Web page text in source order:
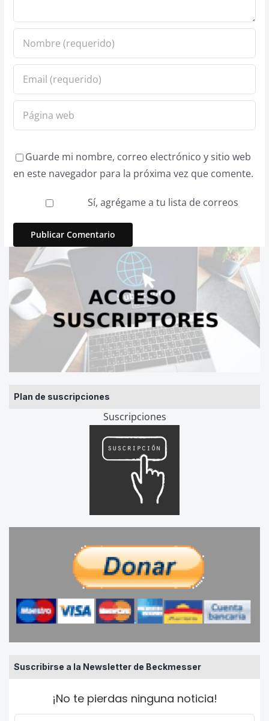
Plan de suscripciones
Suscripciones
Suscribirse a la Newsletter de Beckmesser
¡No te pierdas ninguna noticia!
Guarde mi nombre, correo electrónico y sitio web
en este navegador para la próxima vez que comente.
Sí, agrégame a tu lista de correos